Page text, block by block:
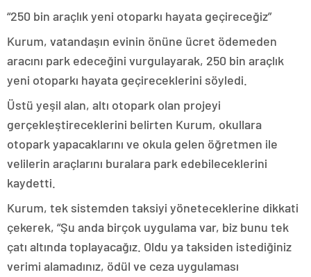
“250 bin araçlık yeni otoparkı hayata geçireceğiz”
Kurum, vatandaşın evinin önüne ücret ödemeden
aracını park edeceğini vurgulayarak, 250 bin araçlık
yeni otoparkı hayata geçireceklerini söyledi.
Üstü yeşil alan, altı otopark olan projeyi
gerçekleştireceklerini belirten Kurum, okullara
otopark yapacaklarını ve okula gelen öğretmen ile
velilerin araçlarını buralara park edebileceklerini
kaydetti.
Kurum, tek sistemden taksiyi yöneteceklerine dikkati
çekerek, “Şu anda birçok uygulama var, biz bunu tek
çatı altında toplayacağız. Oldu ya taksiden istediğiniz
verimi alamadınız, ödül ve ceza uygulaması